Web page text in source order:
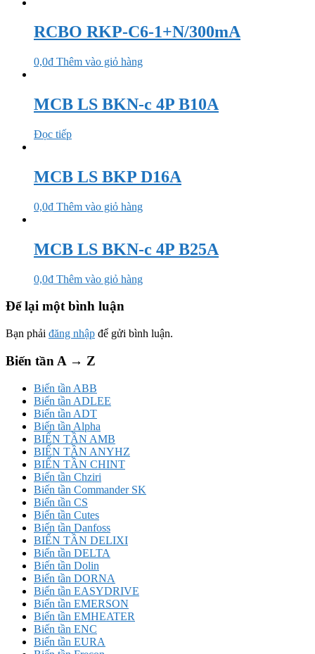
RCBO RKP-C6-1+N/300mA
0,0₫ Thêm vào giỏ hàng
MCB LS BKN-c 4P B10A
Đọc tiếp
MCB LS BKP D16A
0,0₫ Thêm vào giỏ hàng
MCB LS BKN-c 4P B25A
0,0₫ Thêm vào giỏ hàng
Để lại một bình luận
Bạn phải đăng nhập để gửi bình luận.
Biến tần A → Z
Biến tần ABB
Biến tần ADLEE
Biến tần ADT
Biến tần Alpha
BIẾN TẦN AMB
BIẾN TẦN ANYHZ
BIẾN TẦN CHINT
Biến tần Chziri
Biến tần Commander SK
Biến tần CS
Biến tần Cutes
Biến tần Danfoss
BIẾN TẦN DELIXI
Biến tần DELTA
Biến tần Dolin
Biến tần DORNA
Biến tần EASYDRIVE
Biến tần EMERSON
Biến tần EMHEATER
Biến tần ENC
Biến tần EURA